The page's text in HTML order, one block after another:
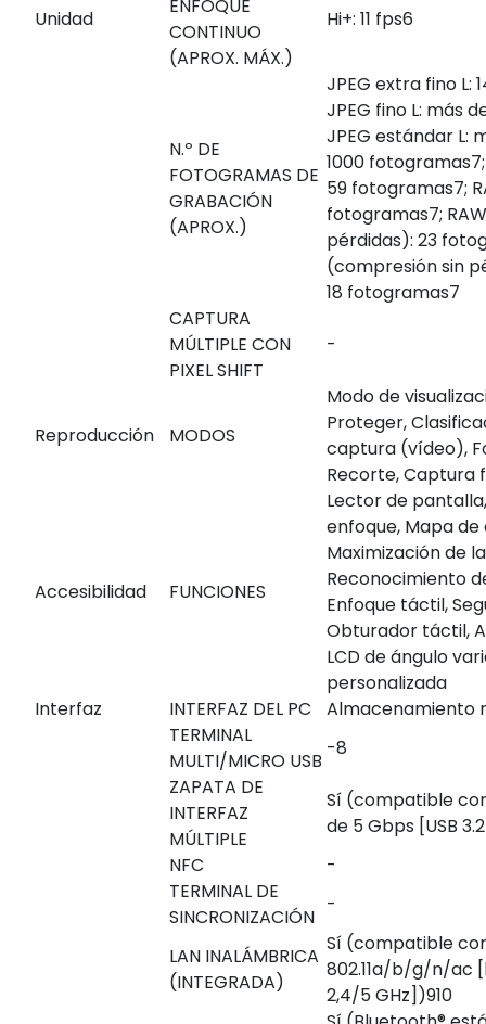
Unidad
ENFOQUE
CONTINUO
(APROX. MÁX.)
Hi+: 11 fps6
N.º DE
FOTOGRAMAS DE
GRABACIÓN
(APROX.)
JPEG extra fino L:
JPEG fino L: más
JPEG estándar L:
1000 fotogramas7
59 fotogramas7;
fotogramas7;
pérdidas): 23
(compresión sin
18 fotogramas7
CAPTURA
MÚLTIPLE CON
PIXEL SHIFT
-
Reproducción MODOS
Modo de
Proteger,
captura (vídeo),
Recorte, Captura
Accesibilidad FUNCIONES
Lector de
enfoque, Mapa
Maximización de
Reconocimiento
Enfoque táctil,
Obturador táctil,
LCD de ángulo
personalizada
Interfaz
INTERFAZ DEL PC
Almacenamiento
TERMINAL
MULTI/MICRO USB
-8
ZAPATA DE
INTERFAZ
MÚLTIPLE
Sí (compatible
de 5 Gbps [USB
NFC
-
TERMINAL DE
SINCRONIZACIÓN
-
LAN INALÁMBRICA
(INTEGRADA)
Sí (compatible con
802.11a/b/g/n/ac
2,4/5 GHz])910